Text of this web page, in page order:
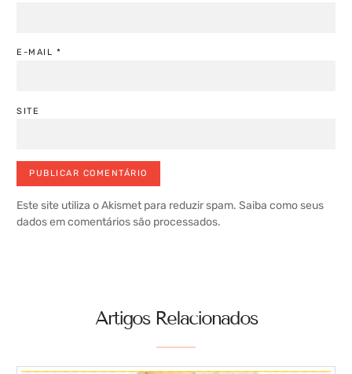
E-MAIL *
SITE
Este site utiliza o Akismet para reduzir spam. Saiba como seus
dados em comentários são processados.
Artigos Relacionados